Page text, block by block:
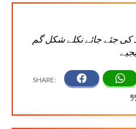
کی جئے جائے نکلے شکل گم